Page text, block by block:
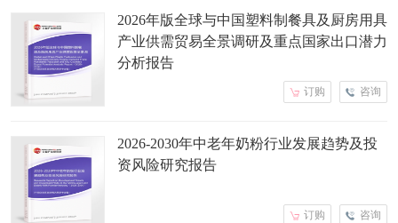
2026年版全球与中国塑料制餐具及厨房用具
产业供需贸易全景调研及重点国家出口潜力
分析报告
咨询
订购
2026-2030年中老年奶粉行业发展趋势及投
资风险研究报告
咨询
订购